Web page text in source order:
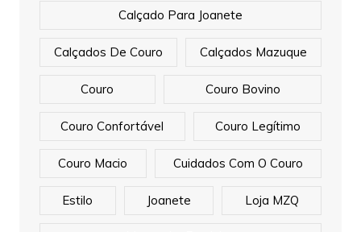
Calçado Para Joanete
Calçados De Couro Calçados Mazuque
Couro Couro Bovino
Couro Confortável Couro Legítimo
Couro Macio Cuidados Com O Couro
Estilo Joanete Loja MZQ